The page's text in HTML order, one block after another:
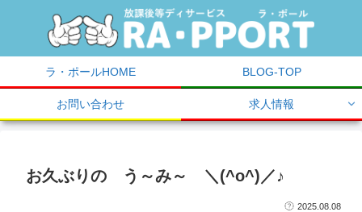
ラ・ポールHOME BLOG-TOP
お問い合わせ 求人情報
お久ぶりの う～み～ ＼(^o^)／♪
2025.08.08